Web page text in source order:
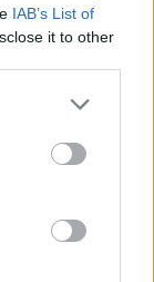
IAB’s List of
it to other